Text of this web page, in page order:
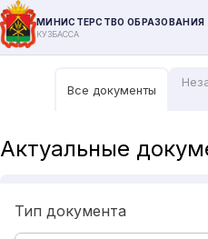
МИНИСТЕРСТВО ОБРАЗОВАНИЯ
КУЗБАССА
Все документы
Актуальные
Тип документа